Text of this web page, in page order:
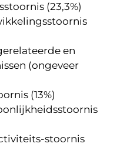
(23,3%)
en
(ongeveer
(13%)
stoornis